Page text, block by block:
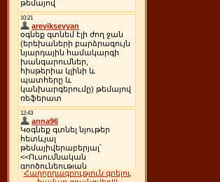
Հաղորդագրություն գրելու